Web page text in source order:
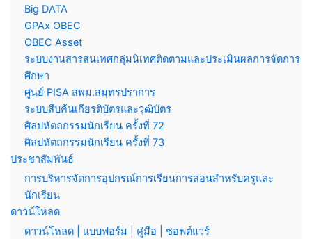
Big DATA
GPAx OBEC
OBEC Asset
ระบบงานสารสนเทศกลุ่มนิเทศติดตามและประเมินผลการจัดการ
ศึกษา
ศูนย์ PISA สพม.สมุทรปราการ
ระบบสืบค้นเกียรติบัตรและวุฒิบัตร
ศิลปหัตถกรรมนักเรียน ครั้งที่ 72
ศิลปหัตถกรรมนักเรียน ครั้งที่ 73
ประชาสัมพันธ์
การบริหารจัดการอุปกรณ์การเรียนการสอนสำหรับครูและ
นักเรียน
ดาวน์โหลด
ดาวน์โหลด | แบบฟอร์ม | คู่มือ | ซอฟต์แวร์